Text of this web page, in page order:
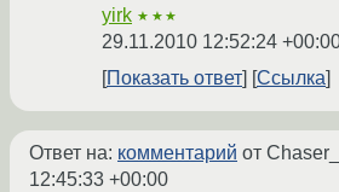
yirk ★★★
29.11.2010 12:52:24
Показать ответ
Ссылка
Ответ на: комментарий от
12:45:33 +00:00